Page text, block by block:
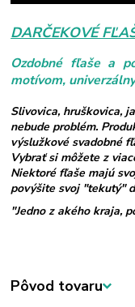
DARČEKOVÉ
Ozdobné fľaše a
motívom,
Slivovica, hruškovica,
nebude problém.
výslužkové svadobné
Vybrať si môžete z
Niektoré fľaše majú
povýšite svoj "tekutý"
"Jedno z akého kraja,
Pôvod tovaru